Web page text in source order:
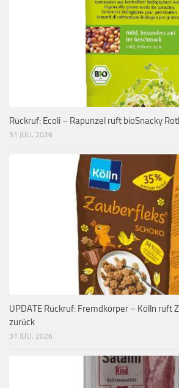
Rückruf: Ecoli – Rapunzel ruft bioSnacky
31 JULI, 2026
UPDATE Rückruf: Fremdkörper – Kölln ruft
zurück
31 JULI, 2026